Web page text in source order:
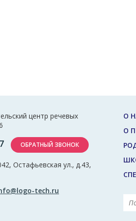
центр речевых
ОБРАТНЫЙ ЗВОНОК
Остафьевская ул., д.43,
tech.ru
О
О